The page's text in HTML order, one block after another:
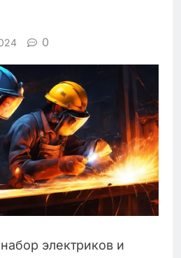
0
электриков и